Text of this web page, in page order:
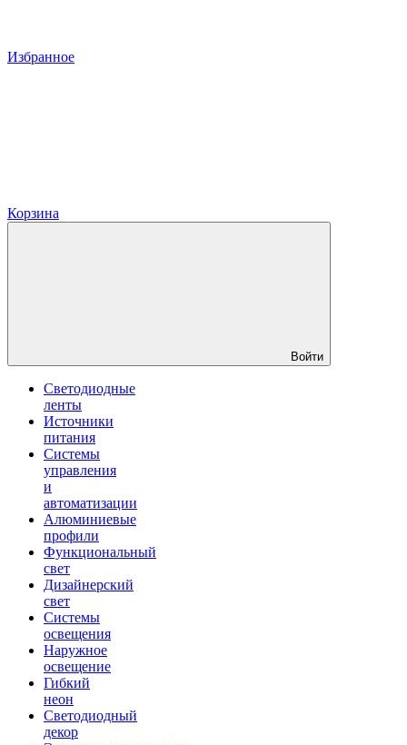
Избранное
Корзина
Войти
Светодиодные
ленты
Источники
питания
Системы
управления
и
автоматизации
Алюминиевые
профили
Функциональный
свет
Дизайнерский
свет
Системы
освещения
Наружное
освещение
Гибкий
неон
Светодиодный
декор